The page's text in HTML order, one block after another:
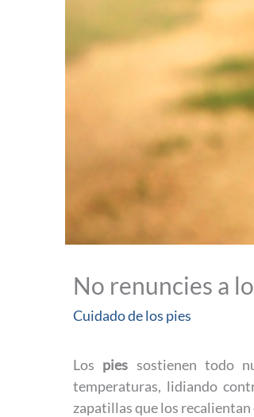
No renuncies a
Cuidado de los pies
Los pies sostienen todo
temperaturas, lidiando
zapatillas que los